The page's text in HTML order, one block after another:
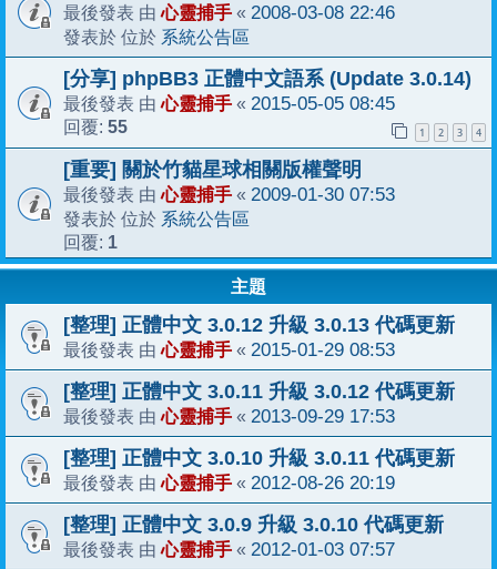
最後發表 由心靈捕手 « 2008-03-08 22:46
發表於 位於 系統公告區
[分享] phpBB3 正體中文語系 (Update 3.0.14)
最後發表 由心靈捕手 « 2015-05-05 08:45
回覆: 55 1 2 3 4
[重要] 關於竹貓星球相關版權聲明
最後發表 由心靈捕手 « 2009-01-30 07:53
發表於 位於 系統公告區
回覆: 1
主題
[整理] 正體中文 3.0.12 升級 3.0.13 代碼更新
最後發表 由心靈捕手 « 2015-01-29 08:53
[整理] 正體中文 3.0.11 升級 3.0.12 代碼更新
最後發表 由心靈捕手 « 2013-09-29 17:53
[整理] 正體中文 3.0.10 升級 3.0.11 代碼更新
最後發表 由心靈捕手 « 2012-08-26 20:19
[整理] 正體中文 3.0.9 升級 3.0.10 代碼更新
最後發表 由心靈捕手 « 2012-01-03 07:57